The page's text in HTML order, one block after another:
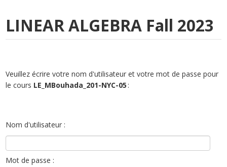
LINEAR ALGEBRA Fall 2023
Veuillez écrire votre nom d'utilisateur et votre mot de passe pour
le cours LE_MBouhada_201-NYC-05 :
Nom d'utilisateur :
Mot de passe :